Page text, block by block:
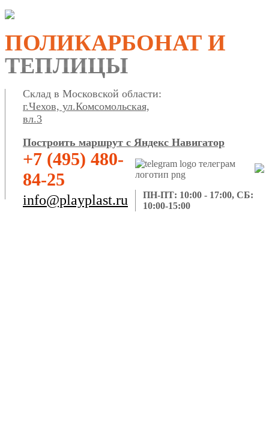
ПОЛИКАРБОНАТ И
ТЕПЛИЦЫ
Склад в Московской области:
г.Чехов, ул.Комсомольская,
вл.3
Построить маршрут с Яндекс Навигатор
+7 (495) 480-
84-25
info@playplast.ru
ПН-ПТ: 10:00 - 17:00, СБ:
10:00-15:00